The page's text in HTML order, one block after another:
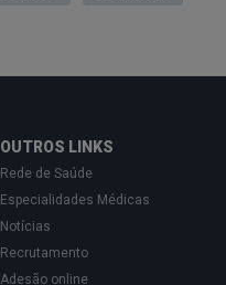
OUTROS LINKS
Rede de Saúde
Especialidades Médicas
Notícias
Recrutamento
Adesão online